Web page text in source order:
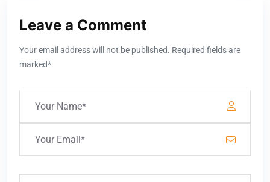
Leave a Comment
Your email address will not be published. Required fields are
marked*